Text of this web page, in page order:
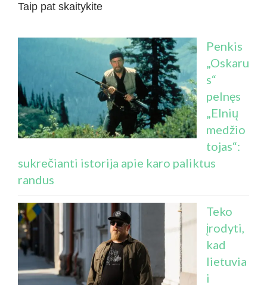
Taip pat skaitykite
Penkis
„Oskaru
s“
pelnęs
„Elnių
medžio
tojas“:
sukrečianti istorija apie karo paliktus
randus
Teko
įrodyti,
kad
lietuvia
i